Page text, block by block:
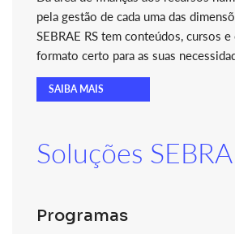
pela gestão de cada uma das
SEBRAE RS tem conteúdos, cursos
formato certo para as suas
SAIBA MAIS
Soluções
Programas